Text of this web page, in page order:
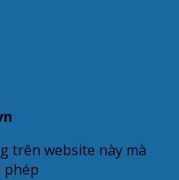
trên website này mà
phép